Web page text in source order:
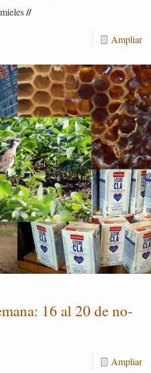
//
Am­pliar
16 al 20 de no­
Am­pliar